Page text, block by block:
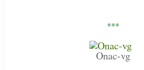
***
Onac-vg